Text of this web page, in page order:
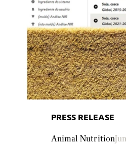
PRESS RELEASE
Animal Nutrition